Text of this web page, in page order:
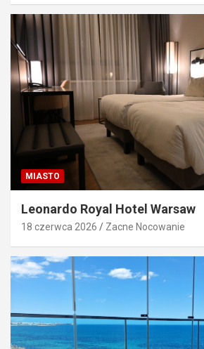
MIASTO
Leonardo Royal Hotel Warsaw
18 czerwca 2026 Zacne Nocowanie